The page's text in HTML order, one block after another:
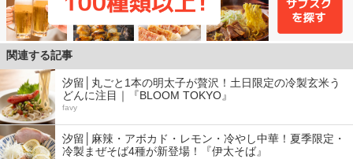
関連する記事
汐留│丸ごと1本の明太子が贅沢！土日限定の冷製玄米う
どんに注目｜『BLOOM TOKYO』
favy
汐留│麻辣・アボカド・レモン・冷やし中華！夏季限定・
冷製まぜそば4種が新登場！『伊太そば』